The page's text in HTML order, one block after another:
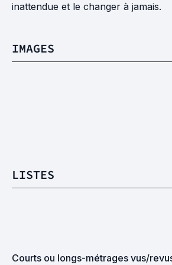
inattendue et le changer à jamais.
IMAGES
LISTES
Courts ou longs-métrages vus/